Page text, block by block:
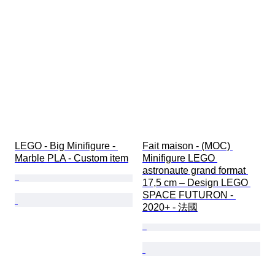
LEGO - Big Minifigure -
Marble PLA - Custom item
Fait maison - (MOC)
Minifigure LEGO
astronaute grand format
17,5 cm – Design LEGO
SPACE FUTURON -
2020+ - 法國